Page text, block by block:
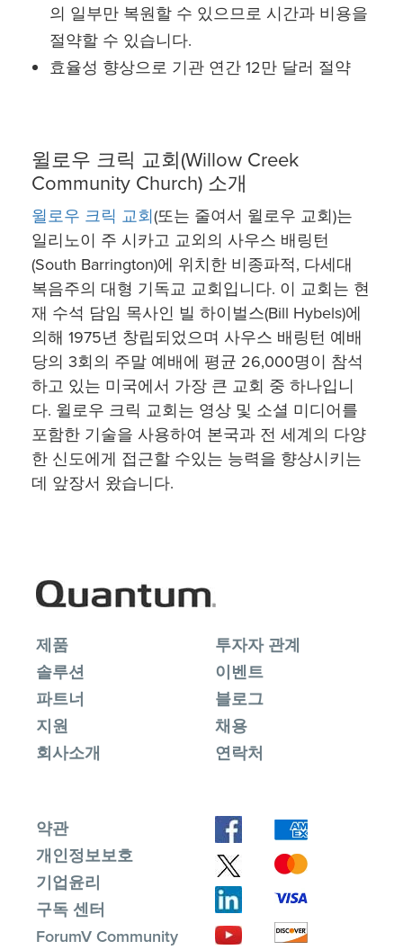
의 일부만 복원할 수 있으므로 시간과 비용을
절약할 수 있습니다.
효율성 향상으로 기관 연간 12만 달러 절약
윌로우 크릭 교회(Willow Creek
Community Church) 소개
윌로우 크릭 교회(또는 줄여서 윌로우 교회)는
일리노이 주 시카고 교외의 사우스 배링턴
(South Barrington)에 위치한 비종파적, 다세대
복음주의 대형 기독교 교회입니다. 이 교회는 현
재 수석 담임 목사인 빌 하이벌스(Bill Hybels)에
의해 1975년 창립되었으며 사우스 배링턴 예배
당의 3회의 주말 예배에 평균 26,000명이 참석
하고 있는 미국에서 가장 큰 교회 중 하나입니
다. 윌로우 크릭 교회는 영상 및 소셜 미디어를
포함한 기술을 사용하여 본국과 전 세계의 다양
한 신도에게 접근할 수있는 능력을 향상시키는
데 앞장서 왔습니다.
제품
솔루션
파트너
지원
회사소개
투자자 관계
이벤트
블로그
채용
연락처
약관
개인정보보호
기업윤리
구독 센터
ForumV Community